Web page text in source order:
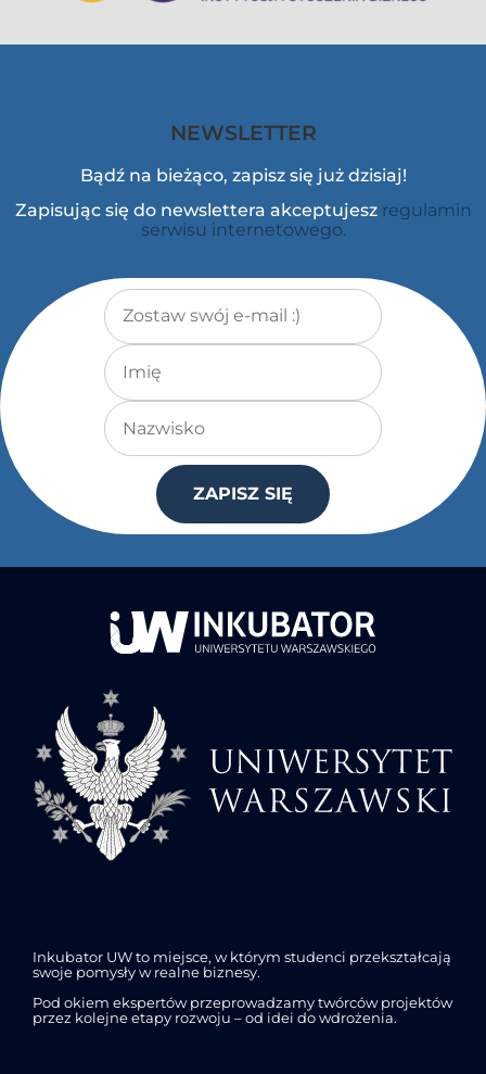
NEWSLETTER
Bądź na bieżąco, zapisz się już dzisiaj!
Zapisując się do newslettera akceptujesz regulamin
serwisu internetowego.
Adres e-mail*
Imię
Nazwisko
ZAPISZ SIĘ
Inkubator UW to miejsce, w którym studenci przekształcają
swoje pomysły w realne biznesy.
Pod okiem ekspertów przeprowadzamy twórców projektów
przez kolejne etapy rozwoju – od idei do wdrożenia.